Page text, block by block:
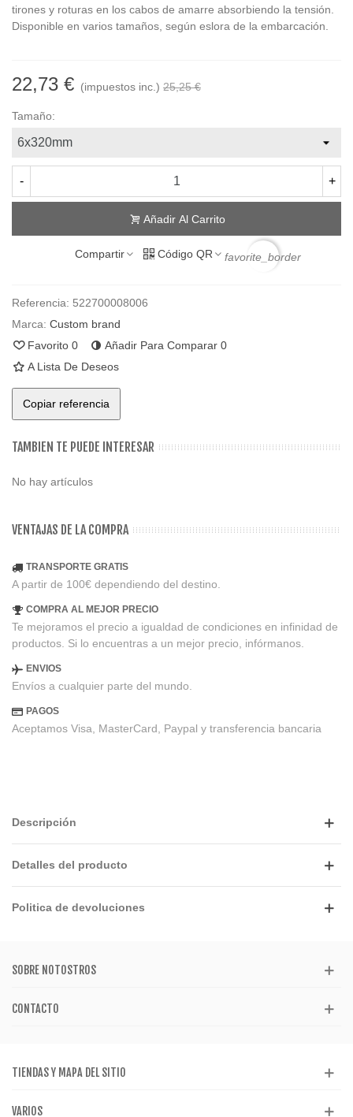
tirones y roturas en los cabos de amarre absorbiendo la tensión.
Disponible en varios tamaños, según eslora de la embarcación.
22,73 € (impuestos inc.) 25,25 €
Tamaño:
- +
Añadir Al Carrito
Compartir Código QR favorite_border
Referencia: 522700008006
Marca: Custom brand
Favorito 0 Añadir Para Comparar 0
A Lista De Deseos
Copiar referencia
TAMBIEN TE PUEDE INTERESAR
No hay artículos
VENTAJAS DE LA COMPRA
TRANSPORTE GRATIS
A partir de 100€ dependiendo del destino.
COMPRA AL MEJOR PRECIO
Te mejoramos el precio a igualdad de condiciones en infinidad de
productos. Si lo encuentras a un mejor precio, infórmanos.
ENVIOS
Envíos a cualquier parte del mundo.
PAGOS
Aceptamos Visa, MasterCard, Paypal y transferencia bancaria
Descripción
Detalles del producto
Politica de devoluciones
SOBRE NOTOSTROS
CONTACTO
TIENDAS Y MAPA DEL SITIO
VARIOS